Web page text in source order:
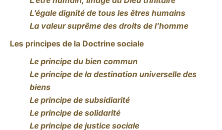
L’égale dignité de tous les êtres humains
La valeur suprême des droits de l’homme
Les principes de la Doctrine sociale
Le principe du bien commun
Le principe de la destination universelle des
biens
Le principe de subsidiarité
Le principe de solidarité
Le principe de justice sociale